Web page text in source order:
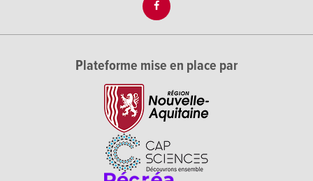
Plateforme mise en place par